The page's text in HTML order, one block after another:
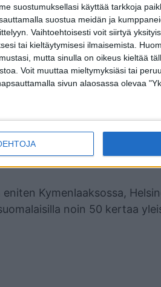
suostumuksellasi käyttää tarkkoja
suostua meidän ja
Vaihtoehtoisesti voit siirtyä
tai kieltäytymisesi ilmaisemista.
mutta sinulla on oikeus kieltää
Voit muuttaa mieltymyksiäsi tai
sivun alaosassa olevaa
erikoistuneessa
tutkittiin kolmea vakavaa
joilta löytyi harvinainen
ovat hyvin harvinaisia Keski-
Suomen kattavaan
genomi- ja
vahvistus geenivirheen
Kymenlaaksossa,
noin 50 kertaa